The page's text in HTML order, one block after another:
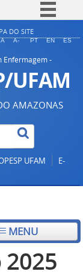
informação
DO SITE
A A- PT EN ES
Enfermagem -
UFAM
AMAZONAS
UFAM
E-
MENU